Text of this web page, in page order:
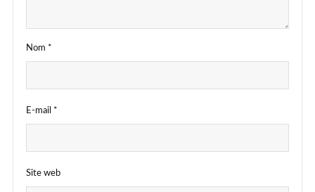
Nom *
E-mail *
Site web